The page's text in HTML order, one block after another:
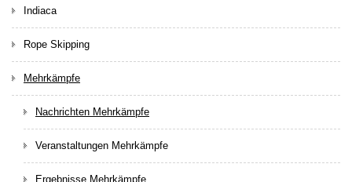
Indiaca
Rope Skipping
Mehrkämpfe
Nachrichten Mehrkämpfe
Veranstaltungen Mehrkämpfe
Ergebnisse Mehrkämpfe